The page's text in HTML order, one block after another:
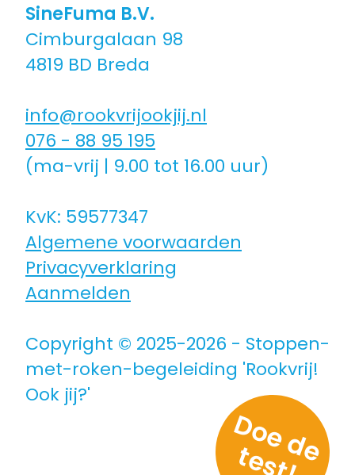
Coaching individueel
Coaching voor jongeren
Coaching in een andere taal
Coaching icm kinderwens | zwanger
Voor jongeren
Voor coaches
Voor coaches in opleiding
SineFuma B.V.
Cimburgalaan 98
4819 BD Breda
info@rookvrijookjij.nl
076 - 88 95 195
(ma-vrij | 9.00 tot 16.00 uur)
KvK: 59577347
Algemene voorwaarden
Privacyverklaring
Aanmelden
Copyright © 2025-2026 - Stoppen-
met-roken-begeleiding 'Rookvrij!
Ook jij?'
D
o
e
d
e
e
s
t